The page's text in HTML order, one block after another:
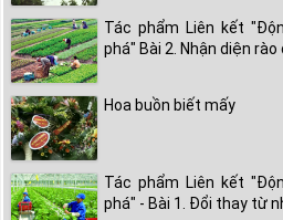
Tác phẩm Liên kết
phá" Bài 2. Nhận diện rào
Hoa buồn biết mấy
Tác phẩm Liên kết
phá" - Bài 1. Đổi thay từ